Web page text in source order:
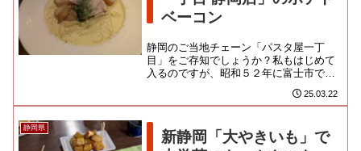
ベーコン
静岡のご当地チェーン「パスタ屋一丁
目」をご存知でしょうか？私もはじめて
入るのですが、昭和５２年に富士市で生
まれたスパゲティ屋さんなんだって。週
末の静岡駅はなかなかどうして混...25.03.22
静岡県
新静岡「大やきいも」で